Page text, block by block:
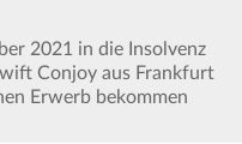
2021 in die Insolvenz
Conjoy aus Frankfurt
Erwerb bekommen